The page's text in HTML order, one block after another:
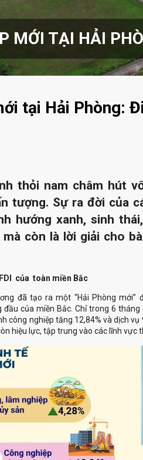
MỚI TẠI HẢI
tại Hải Phòng:
thỏi nam châm hút
tượng. Sự ra đời của
hướng xanh, sinh
còn là lời giải cho
‏ toàn miền Bắc
của miền Bắc. Chỉ trong 6
công nghiệp tăng 12,84% và dịch vụ
hiệu lực, tập trung vào các lĩnh vực